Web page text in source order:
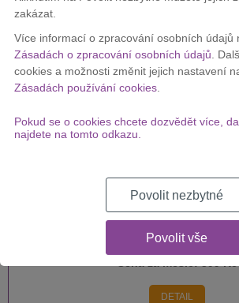
Vodafone DSL 500
DETAIL
zakázat.
Více informací o zpracování osobních údajů
Zásadách o zpracování osobních údajů.
cookies a možnosti změnit jejich nastavení
Zásadách používání cookies.
Pokud se o cookies chcete dozvědět více,
najdete na tomto odkazu.
Povolit nezbytné
Povolit vše